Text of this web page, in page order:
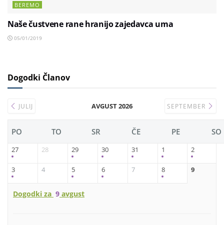
BEREMO
Naše čustvene rane hranijo zajedavca uma
05/01/2019
Dogodki Članov
JULIJ AVGUST 2026 SEPTEMBER
PO TO SR ČE PE SO
27 28 29 30 31 1 2
3 4 5 6 7 8 9
Dogodki za 9 avgust